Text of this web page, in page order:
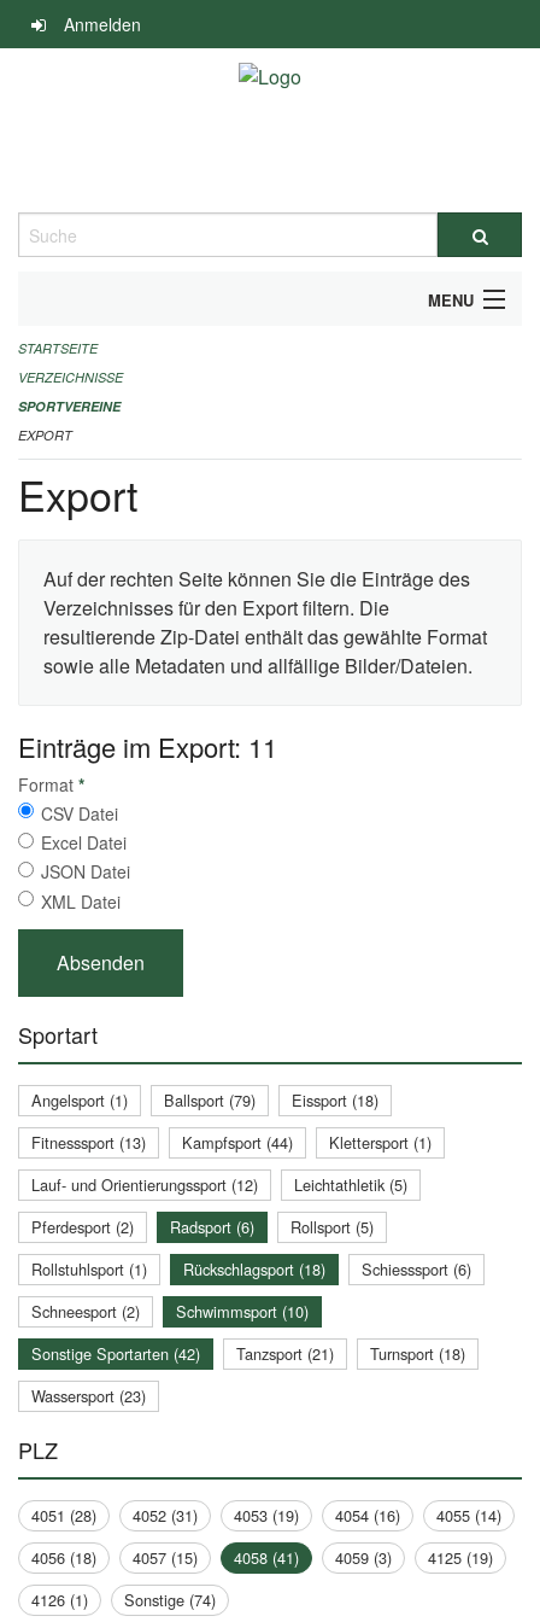
Navigation
überspringen
Anmelden
Suche
MENU
ALLGEMEINE INFORMATIONEN
FINANZIELLE UNTERSTÜTZUNG BENÖTIGT?
KONTAKT
STARTSEITE
VERZEICHNISSE
SPORTVEREINE
EXPORT
Export
Auf der rechten Seite können Sie die Einträge des
Verzeichnisses für den Export filtern. Die
resultierende Zip-Datei enthält das gewählte Format
sowie alle Metadaten und allfällige Bilder/Dateien.
Einträge im Export: 11
Format *
CSV Datei
Excel Datei
JSON Datei
XML Datei
Sportart
Angelsport (1) Ballsport (79)
Eissport (18)
Fitnesssport (13)
Kampfsport (44)
Klettersport (1)
Lauf- und Orientierungssport (12)
Leichtathletik (5)
Pferdesport (2)
Radsport (6)
Rollsport (5)
Rollstuhlsport (1)
Rückschlagsport (18)
Schiesssport (6)
Schneesport (2)
Schwimmsport (10)
Sonstige Sportarten (42)
Tanzsport (21)
Turnsport (18)
Wassersport (23)
PLZ
4051 (28) 4052 (31) 4053 (19) 4054 (16)
4055 (14)
4056 (18)
4057 (15) 4058 (41) 4059 (3)
4125 (19)
4126 (1)
Sonstige (74)